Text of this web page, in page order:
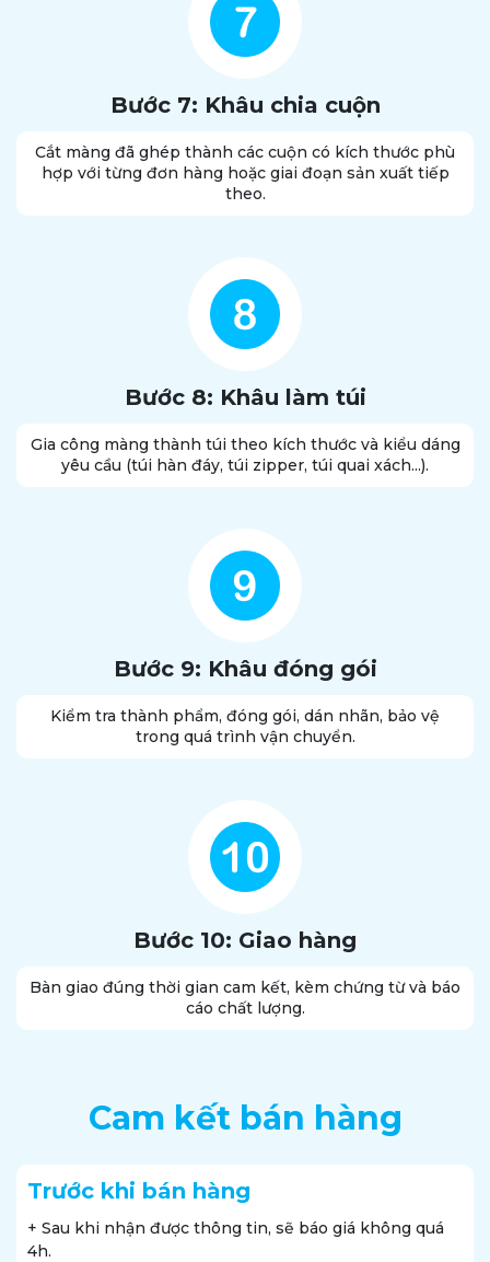
Bước 7: Khâu chia cuộn
Cắt màng đã ghép thành các cuộn có kích thước phù
hợp với từng đơn hàng hoặc giai đoạn sản xuất tiếp
theo.
Bước 8: Khâu làm túi
Gia công màng thành túi theo kích thước và kiểu dáng
yêu cầu (túi hàn đáy, túi zipper, túi quai xách...).
Bước 9: Khâu đóng gói
Kiểm tra thành phẩm, đóng gói, dán nhãn, bảo vệ
trong quá trình vận chuyển.
Bước 10: Giao hàng
Bàn giao đúng thời gian cam kết, kèm chứng từ và báo
cáo chất lượng.
Cam kết bán hàng
Trước khi bán hàng
+ Sau khi nhận được thông tin, sẽ báo giá không quá
4h.